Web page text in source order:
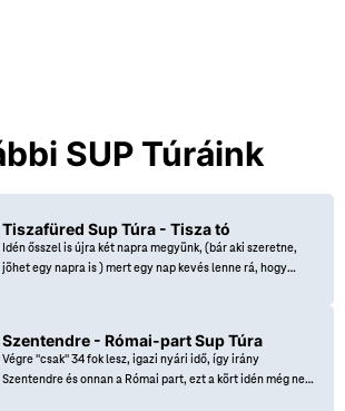
SUP Túráink
Tiszafüred Sup Túra - Tisza tó
Idén ősszel is újra két napra megyünk, (bár aki szeretne,
jöhet egy napra is ) mert egy nap kevés lenne rá, hogy
motorcsónak van és szombat este egy jó bográcsozást is
tartunk remek nyári hangulatban. Sokan már pénteken is
lemegyünk, így reggel nyugodt készülődéssel indulhatunk
Szentendre - Római-part Sup Túra
Végre "csak" 34 fok lesz, igazi nyári idő, így irány
Szentendre és onnan a Római part, ezt a kört idén még nem